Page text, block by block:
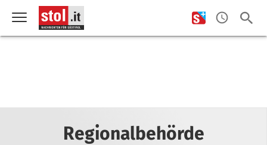
Regionalbehörde